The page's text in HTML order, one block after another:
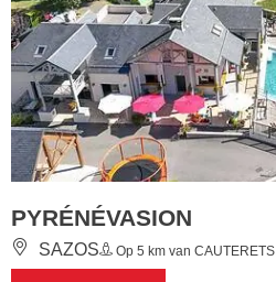
PYRÉNÉVASION
SAZOS Op 5 km van CAUTERETS